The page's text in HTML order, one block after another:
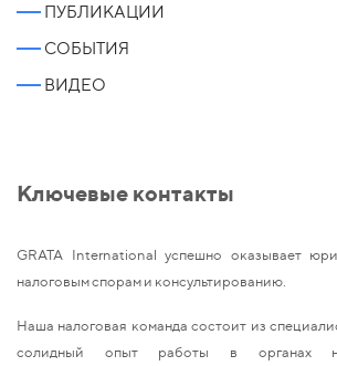
ПУБЛИКАЦИИ
СОБЫТИЯ
ВИДЕО
Ключевые контакты
GRATA International успешно оказывает
налоговым спорам и консультированию.
Наша налоговая команда состоит из
солидный опыт работы в органах